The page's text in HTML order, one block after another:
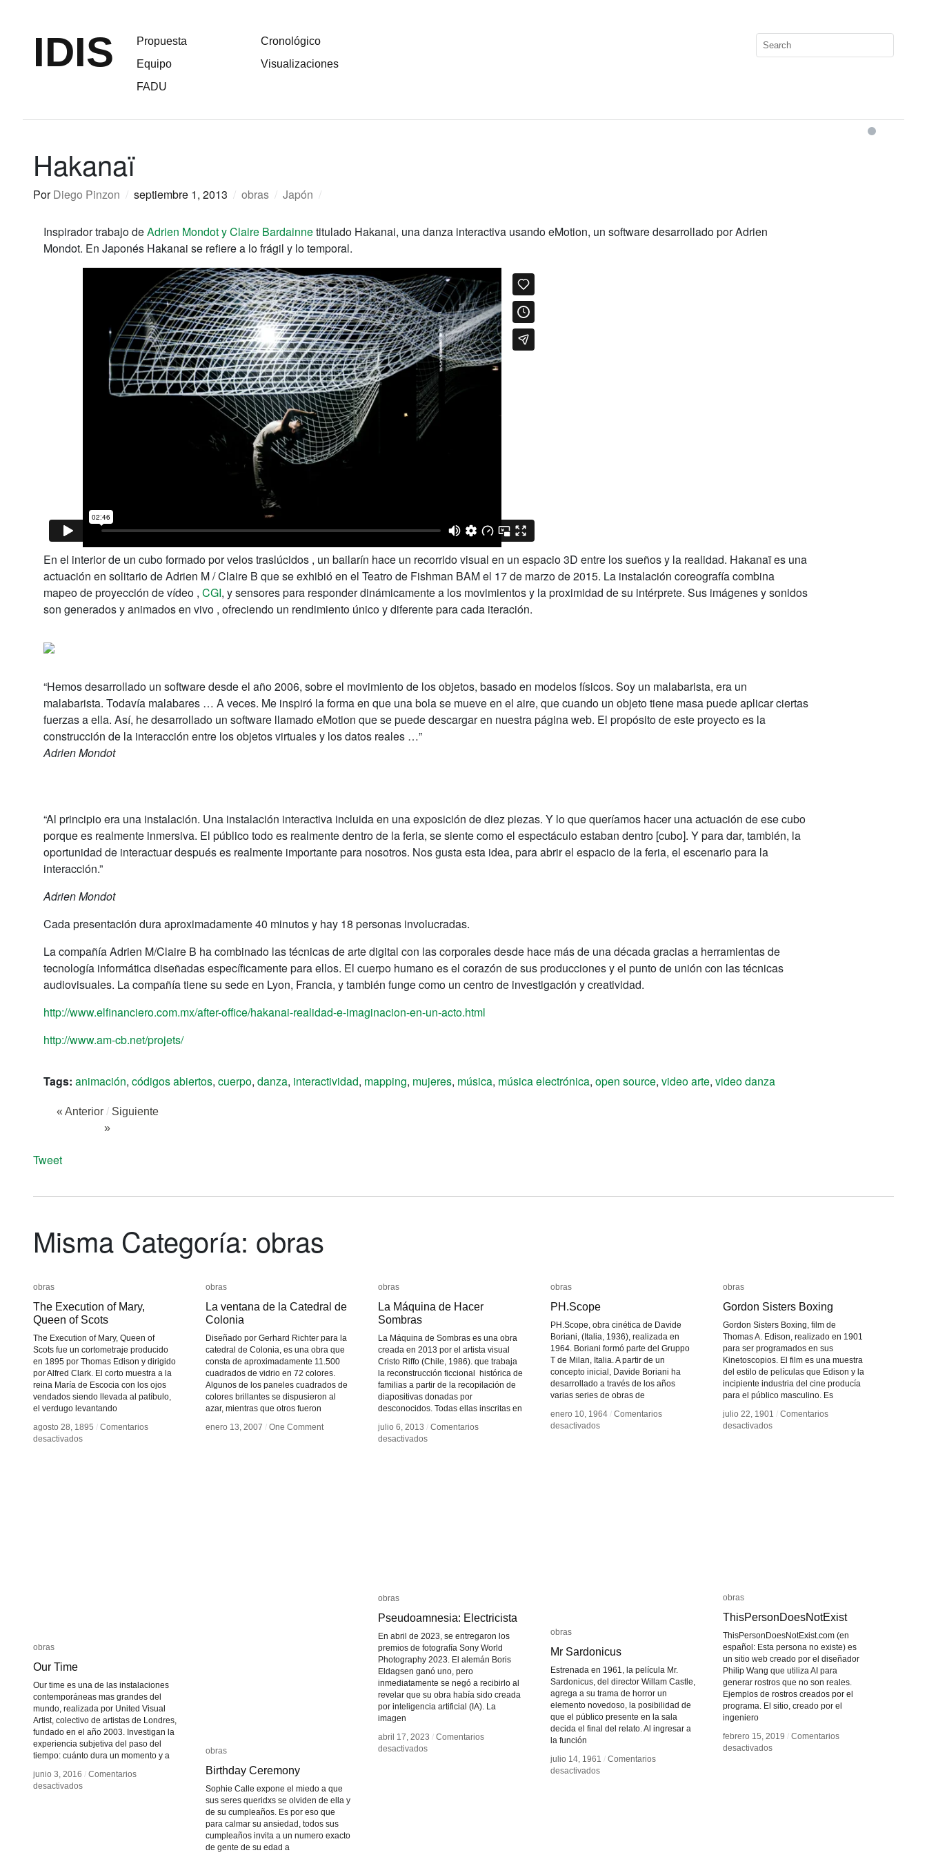
IDIS
Propuesta
Equipo
FADU
Cronológico
Visualizaciones
Hakanaï
PorDiego Pinzon / septiembre 1, 2013 / obras / Japón /
Inspirador trabajo deAdrien Mondot y Claire Bardainnetitulado Hakanai, una danza interactiva usando eMotion, un software desarrollado por Adrien
Mondot. En Japonés Hakanai se refiere a lo frágil y lo temporal.
En el interior de un cubo formado por velos traslúcidos , un bailarín hace un recorrido visual en un espacio 3D entre los sueños y la realidad. Hakanaï es una
actuación en solitario de Adrien M / Claire B que se exhibió en el Teatro de Fishman BAM el 17 de marzo de 2015. La instalación coreografía combina
mapeo de proyección de vídeo , CGI, y sensores para responder dinámicamente a los movimientos y la proximidad de su intérprete. Sus imágenes y sonidos
son generados y animados en vivo , ofreciendo un rendimiento único y diferente para cada iteración.
“Hemos desarrollado un software desde el año 2006, sobre el movimiento de los objetos, basado en modelos físicos. Soy un malabarista, era un
malabarista. Todavía malabares … A veces. Me inspiró la forma en que una bola se mueve en el aire, que cuando un objeto tiene masa puede aplicar ciertas
fuerzas a ella. Así, he desarrollado un software llamado eMotion que se puede descargar en nuestra página web. El propósito de este proyecto es la
construcción de la interacción entre los objetos virtuales y los datos reales …”
Adrien Mondot
“Al principio era una instalación. Una instalación interactiva incluida en una exposición de diez piezas. Y lo que queríamos hacer una actuación de ese cubo
porque es realmente inmersiva. El público todo es realmente dentro de la feria, se siente como el espectáculo estaban dentro [cubo]. Y para dar, también, la
oportunidad de interactuar después es realmente importante para nosotros. Nos gusta esta idea, para abrir el espacio de la feria, el escenario para la
interacción.”
Adrien Mondot
Cada presentación dura aproximadamente 40 minutos y hay 18 personas involucradas.
La compañía Adrien M/Claire B ha combinado las técnicas de arte digital con las corporales desde hace más de una década gracias a herramientas de
tecnología informática diseñadas específicamente para ellos. El cuerpo humano es el corazón de sus producciones y el punto de unión con las técnicas
audiovisuales. La compañía tiene su sede en Lyon, Francia, y también funge como un centro de investigación y creatividad.
http://www.elfinanciero.com.mx/after-office/hakanai-realidad-e-imaginacion-en-un-acto.html
http://www.am-cb.net/projets/
Tags: animación, códigos abiertos, cuerpo, danza, interactividad, mapping, mujeres, música, música electrónica, open source, video arte, video danza
« Anterior / Siguiente
»
Tweet
Misma Categoría: obras
obras
The Execution of Mary,
Queen of Scots
The Execution of Mary, Queen of
Scots fue un cortometraje producido
en 1895 por Thomas Edison y dirigido
por Alfred Clark. El corto muestra a la
reina María de Escocia con los ojos
vendados siendo llevada al patíbulo,
el verdugo levantando
agosto 28, 1895 / Comentarios
desactivadosen
obras
The Execution of Mary,
Queen of Scots
agosto 28, 1895 / Comentarios
desactivadosen
obras
La ventana de la Catedral de
Colonia
Diseñado por Gerhard Richter para la
catedral de Colonia, es una obra que
consta de aproximadamente 11.500
cuadrados de vidrio en 72 colores.
Algunos de los paneles cuadrados de
colores brillantes se dispusieron al
azar, mientras que otros fueron
enero 13, 2007 / One Comment
obras
La ventana de la Catedral de
Colonia
enero 13, 2007 / One Comment
obras
La Máquina de Hacer
Sombras
La Máquina de Sombras es una obra
creada en 2013 por el artista visual
Cristo Riffo (Chile, 1986). que trabaja
la reconstrucción ficcional histórica de
familias a partir de la recopilación de
diapositivas donadas por
desconocidos. Todas ellas inscritas en
julio 6, 2013 / Comentarios
desactivadosen
obras
La Máquina de Hacer
Sombras
julio 6, 2013 / Comentarios
desactivadosen
obras
PH.Scope
PH.Scope, obra cinética de Davide
Boriani, (Italia, 1936), realizada en
1964. Boriani formó parte del Gruppo
T de Milan, Italia. A partir de un
concepto inicial, Davide Boriani ha
desarrollado a través de los años
varias series de obras de
enero 10, 1964 / Comentarios
desactivadosen
obras
PH.Scope
enero 10, 1964 / Comentarios
desactivadosen
obras
Gordon Sisters Boxing
Gordon Sisters Boxing, film de
Thomas A. Edison, realizado en 1901
para ser programados en sus
Kinetoscopios. El film es una muestra
del estilo de películas que Edison y la
incipiente industria del cine producía
para el público masculino. Es
julio 22, 1901 / Comentarios
desactivadosen
obras
Gordon Sisters Boxing
julio 22, 1901 / Comentarios
desactivadosen
obras
ThisPersonDoesNotExist
ThisPersonDoesNotExist.com (en
español: Esta persona no existe) es
un sitio web creado por el diseñador
Philip Wang que utiliza AI para
generar rostros que no son reales.
Ejemplos de rostros creados por el
programa. El sitio, creado por el
ingeniero
febrero 15, 2019 / Comentarios
desactivadosen
obras
ThisPersonDoesNotExist
febrero 15, 2019 / Comentarios
desactivadosen
obras
Pseudoamnesia: Electricista
En abril de 2023, se entregaron los
premios de fotografía Sony World
Photography 2023. El alemán Boris
Eldagsen ganó uno, pero
inmediatamente se negó a recibirlo al
revelar que su obra había sido creada
por inteligencia artificial (IA). La
imagen
abril 17, 2023 / Comentarios
desactivadosen
obras
Pseudoamnesia: Electricista
abril 17, 2023 / Comentarios
desactivadosen
obras
Mr Sardonicus
Estrenada en 1961, la película Mr.
Sardonicus, del director Willam Castle,
agrega a su trama de horror un
elemento novedoso, la posibilidad de
que el público presente en la sala
decida el final del relato. Al ingresar a
la función
julio 14, 1961 / Comentarios
desactivadosen
obras
Mr Sardonicus
julio 14, 1961 / Comentarios
desactivadosen
obras
Our Time
Our time es una de las instalaciones
contemporáneas mas grandes del
mundo, realizada por United Visual
Artist, colectivo de artistas de Londres,
fundado en el año 2003. Investigan la
experiencia subjetiva del paso del
tiempo: cuánto dura un momento y a
junio 3, 2016 / Comentarios
desactivadosen
obras
Our Time
junio 3, 2016 / Comentarios
desactivadosen
obras
Birthday Ceremony
Sophie Calle expone el miedo a que
sus seres queridxs se olviden de ella y
de su cumpleaños. Es por eso que
para calmar su ansiedad, todos sus
cumpleaños invita a un numero exacto
de gente de su edad a
obras
Birthday Ceremony